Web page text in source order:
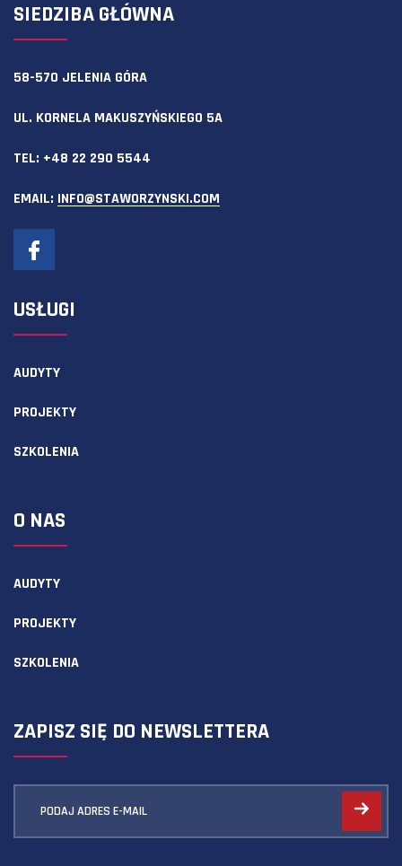
SIEDZIBA GŁÓWNA
58-570 JELENIA GÓRA
UL. KORNELA MAKUSZYŃSKIEGO 5A
TEL: +48 22 290 5544
EMAIL: INFO@STAWORZYNSKI.COM
USŁUGI
AUDYTY
PROJEKTY
SZKOLENIA
O NAS
AUDYTY
PROJEKTY
SZKOLENIA
ZAPISZ SIĘ DO NEWSLETTERA
PODAJ ADRES E-MAIL